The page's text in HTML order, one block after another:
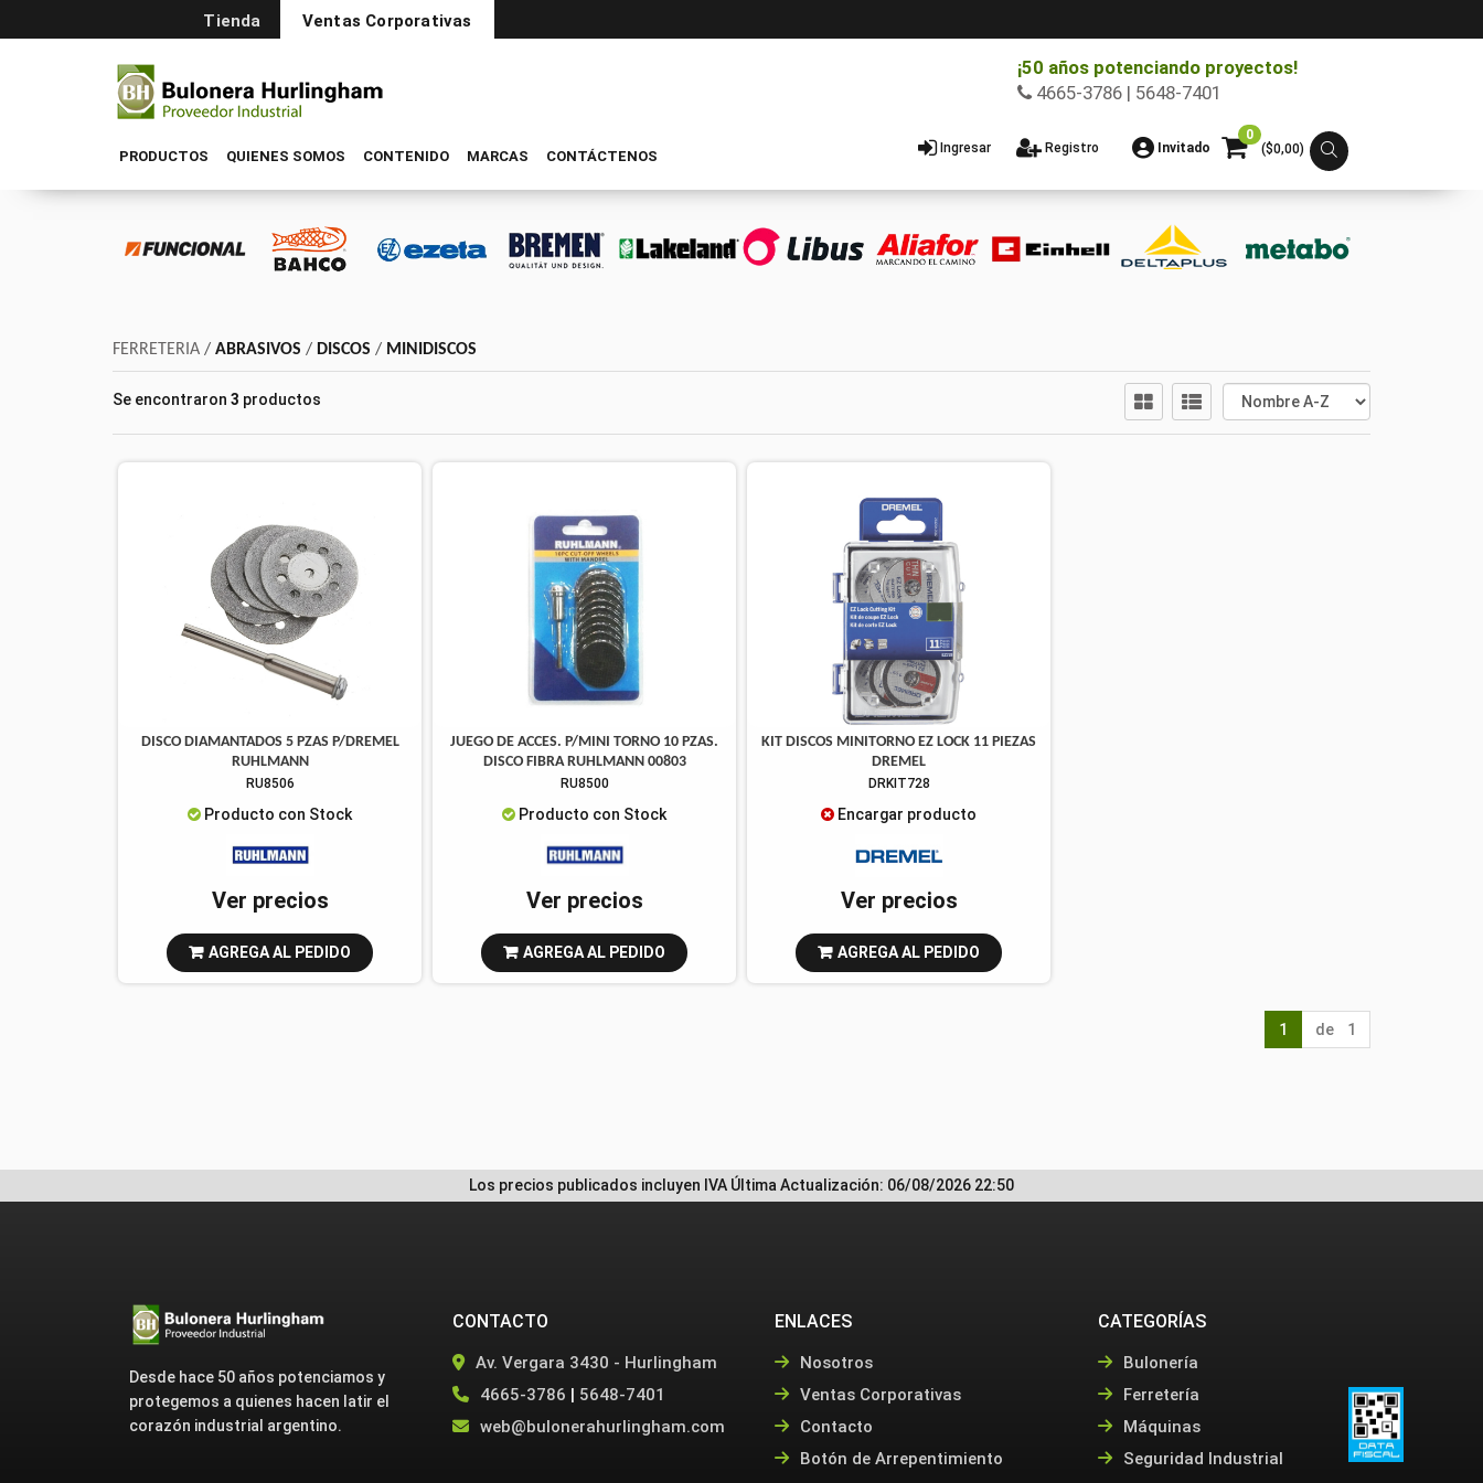
Tienda Ventas Corporativas
Invitado
Ingresar Registro
0
($0,00)
PRODUCTOS QUIENES SOMOS CONTENIDO MARCAS CONTÁCTENOS
¡50 años potenciando proyectos!
4665-3786 | 5648-7401
FERRETERIA / ABRASIVOS / DISCOS / MINIDISCOS
Se encontraron 3 productos
DISCO DIAMANTADOS 5 PZAS P/DREMEL
RUHLMANN
RU8506
Producto con Stock
Ver precios
AGREGA AL PEDIDO
JUEGO DE ACCES. P/MINI TORNO 10 PZAS.
DISCO FIBRA RUHLMANN 00803
RU8500
Producto con Stock
Ver precios
AGREGA AL PEDIDO
KIT DISCOS MINITORNO EZ LOCK 11 PIEZAS
DREMEL
DRKIT728
Encargar producto
Ver precios
AGREGA AL PEDIDO
1 de 1
Los precios publicados incluyen IVA Última Actualización: 06/08/2026 22:50
Desde hace 50 años potenciamos y
protegemos a quienes hacen latir el
corazón industrial argentino.
CONTACTO
Av. Vergara 3430 - Hurlingham
4665-3786 | 5648-7401
web@bulonerahurlingham.com
ENLACES
Nosotros
Ventas Corporativas
Contacto
Botón de Arrepentimiento
CATEGORÍAS
Bulonería
Ferretería
Máquinas
Seguridad Industrial